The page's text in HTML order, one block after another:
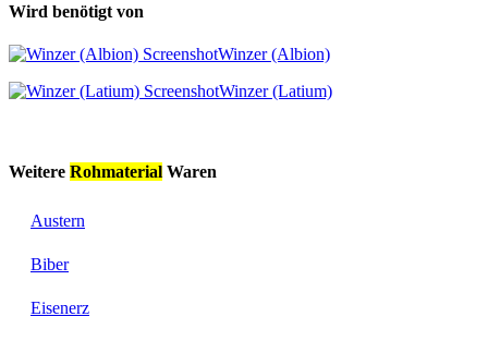
Wird benötigt von
Winzer (Albion)
Winzer (Latium)
Weitere Rohmaterial Waren
Austern
Biber
Eisenerz